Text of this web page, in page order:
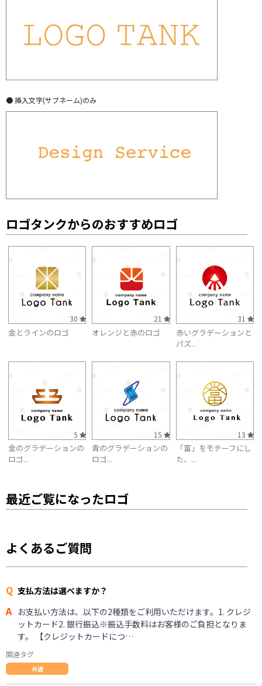
● 挿入文字(サブネーム)のみ
ロゴタンクからのおすすめロゴ
30
金とラインのロゴ
21
オレンジと赤のロゴ
31
赤いグラデーションと
パズ...
5
金のグラデーションの
ロゴ...
15
青のグラデーションの
ロゴ...
13
「富」をモチーフにし
た、...
最近ご覧になったロゴ
よくあるご質問
Q 支払方法は選べますか？
A お支払い方法は、以下の2種類をご利用いただけます。1. クレジ
ットカード2. 銀行振込※振込手数料はお客様のご負担となりま
す。 【クレジットカードにつ…
関連タグ
共通